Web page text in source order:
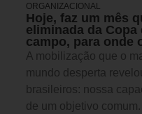
ORGANIZACIONAL
Hoje, faz um mês
eliminada da
campo, para onde
A mobilização que o
mundo desperta
brasileiros: nossa
de um objetivo